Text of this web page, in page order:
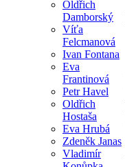
Oldřich
Damborský
Víťa
Felcmanová
Ivan Fontana
Eva
Frantinová
Petr Havel
Oldřich
Hostaša
Eva Hrubá
Zdeněk Janas
Vladimír